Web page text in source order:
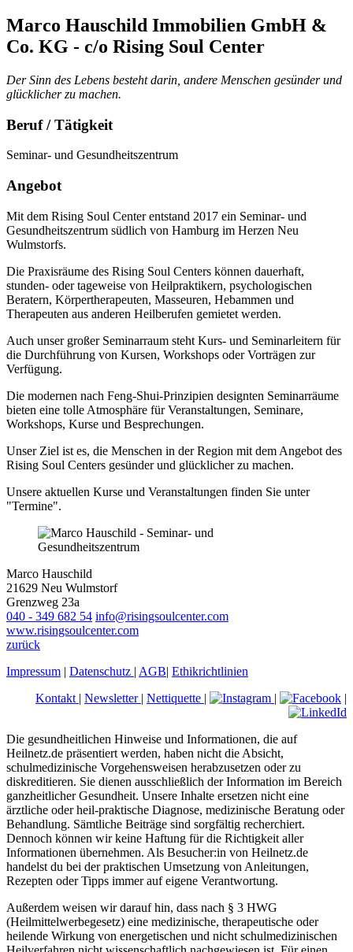
Marco Hauschild Immobilien GmbH &
Co. KG - c/o Rising Soul Center
Der Sinn des Lebens besteht darin, andere Menschen gesünder und
glücklicher zu machen.
Beruf / Tätigkeit
Seminar- und Gesundheitszentrum
Angebot
Mit dem Rising Soul Center entstand 2017 ein Seminar- und
Gesundheitszentrum südlich von Hamburg im Herzen Neu
Wulmstorfs.
Die Praxisräume des Rising Soul Centers können dauerhaft,
stunden- oder tageweise von Heilpraktikern, psychologischen
Beratern, Körpertherapeuten, Masseuren, Hebammen und
Therapeuten aus anderen Heilberufen gemietet werden.
Auch unser großer Seminarraum steht Kurs- und Seminarleitern für
die Durchführung von Kursen, Workshops oder Vorträgen zur
Verfügung.
Die modernen nach Feng-Shui-Prinzipien designten Seminarräume
bieten eine tolle Atmosphäre für Veranstaltungen, Seminare,
Workshops, Kurse und Besprechungen.
Unser Ziel ist es, die Menschen in der Region mit dem Angebot des
Rising Soul Centers gesünder und glücklicher zu machen.
Unsere aktuellen Kurse und Veranstaltungen finden Sie unter
"Termine".
Marco Hauschild
21629 Neu Wulmstorf
Grenzweg 23a
040 - 349 682 54 info@risingsoulcenter.com
www.risingsoulcenter.com
zurück
Impressum | Datenschutz | AGB| Ethikrichtlinien
Kontakt | Newsletter | Nettiquette | | |
Die gesundheitlichen Hinweise und Informationen, die auf
Heilnetz.de präsentiert werden, haben nicht die Absicht,
schulmedizinische Vorgehensweisen herabzusetzen oder zu
diskreditieren. Sie dienen ausschließlich der Information im Bereich
ganzheitlicher Gesundheit. Unsere Inhalte ersetzen nicht eine
ärztliche oder heil-praktische Diagnose, medizinische Beratung oder
Behandlung. Sämtliche Beiträge sind sorgfältig recherchiert.
Dennoch können wir keine Haftung für die Richtigkeit aller
Informationen übernehmen. Als Besucher:in von Heilnetz.de
handelst du bei der praktischen Umsetzung von Anleitungen,
Rezepten oder Tipps immer auf eigene Verantwortung.
Außerdem weisen wir darauf hin, dass nach § 3 HWG
(Heilmittelwerbegesetz) eine medizinische, therapeutische oder
heilende Wirkung von energetischen und nicht schulmedizinischen